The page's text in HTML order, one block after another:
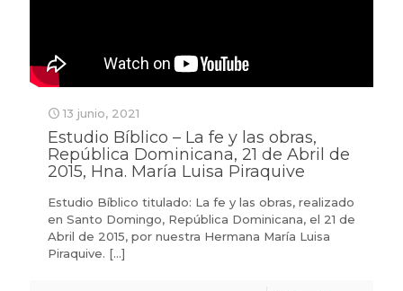
13 junio, 2021
Estudio Bíblico – La fe y las obras,
República Dominicana, 21 de Abril de
2015, Hna. María Luisa Piraquive
Estudio Bíblico titulado: La fe y las obras, realizado
en Santo Domingo, República Dominicana, el 21 de
Abril de 2015, por nuestra Hermana María Luisa
Piraquive. […]